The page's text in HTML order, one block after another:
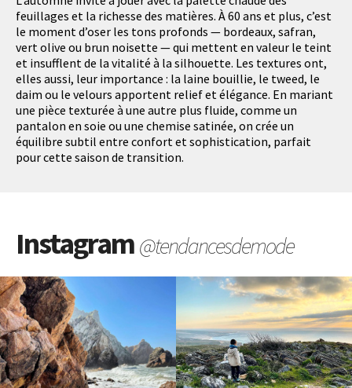
feuillages et la richesse des matières. À 60 ans et plus, c’est
le moment d’oser les tons profonds — bordeaux, safran,
vert olive ou brun noisette — qui mettent en valeur le teint
et insufflent de la vitalité à la silhouette. Les textures ont,
elles aussi, leur importance : la laine bouillie, le tweed, le
daim ou le velours apportent relief et élégance. En mariant
une pièce texturée à une autre plus fluide, comme un
pantalon en soie ou une chemise satinée, on crée un
équilibre subtil entre confort et sophistication, parfait
pour cette saison de transition.
Instagram@tendancesdemode